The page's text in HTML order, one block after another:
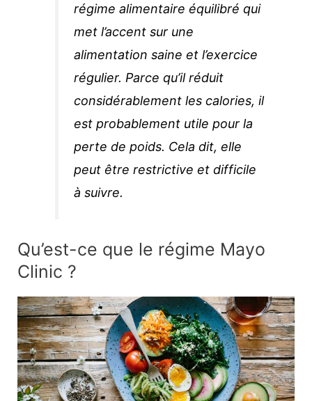
régime alimentaire équilibré qui
met l’accent sur une
alimentation saine et l’exercice
régulier. Parce qu’il réduit
considérablement les calories, il
est probablement utile pour la
perte de poids. Cela dit, elle
peut être restrictive et difficile
à suivre.
Qu’est-ce que le régime Mayo
Clinic ?